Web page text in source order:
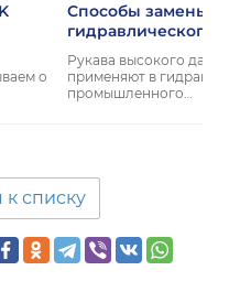
о
Способы замены
гидравлического
Рукава высокого
применяют в
промышленного…
к списку